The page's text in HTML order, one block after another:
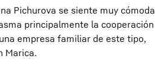
Pichurova se siente muy cómoda
principalmente la cooperación
empresa familiar de este tipo,
Marica.